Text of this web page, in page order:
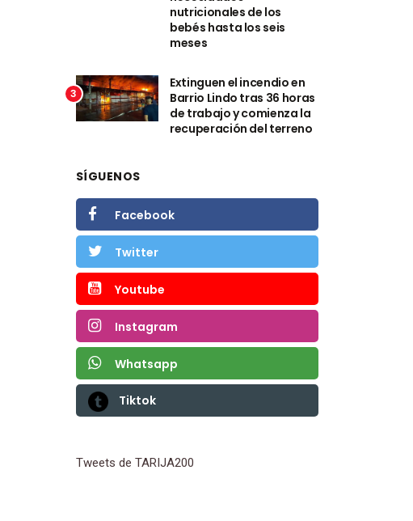
nutricionales de los
bebés hasta los seis
meses
3
Extinguen el incendio en
Barrio Lindo tras 36 horas
de trabajo y comienza la
recuperación del terreno
SÍGUENOS
Facebook
Twitter
Youtube
Instagram
Whatsapp
Tiktok
Tweets de TARIJA200